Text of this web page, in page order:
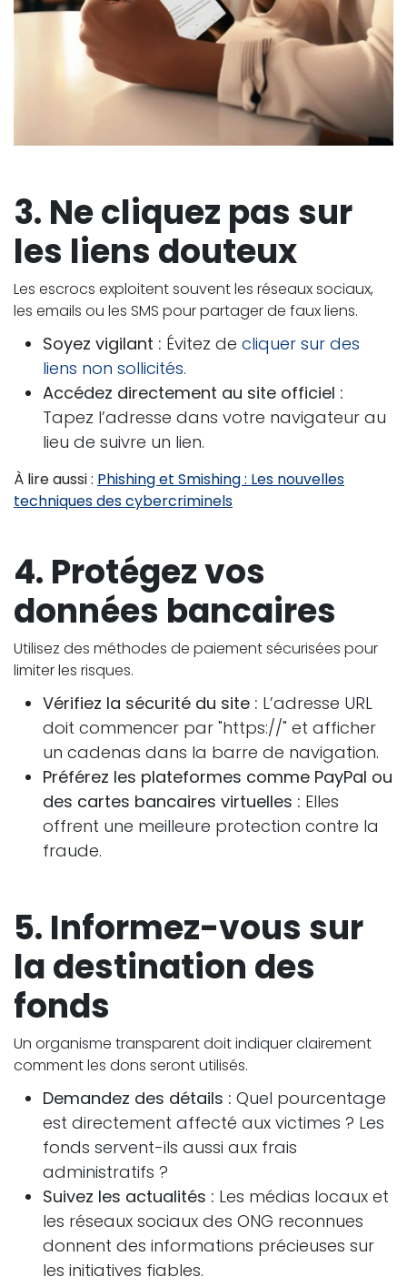
3. Ne cliquez pas sur
les liens douteux
Les escrocs exploitent souvent les réseaux sociaux,
les emails ou les SMS pour partager de faux liens.
Soyez vigilant : Évitez de cliquer sur des
liens non sollicités.
Accédez directement au site officiel :
Tapez l’adresse dans votre navigateur au
lieu de suivre un lien.
À lire aussi : Phishing et Smishing : Les nouvelles
techniques des cybercriminels
4. Protégez vos
données bancaires
Utilisez des méthodes de paiement sécurisées pour
limiter les risques.
Vérifiez la sécurité du site : L’adresse URL
doit commencer par "https://" et afficher
un cadenas dans la barre de navigation.
Préférez les plateformes comme PayPal ou
des cartes bancaires virtuelles : Elles
offrent une meilleure protection contre la
fraude.
5. Informez-vous sur
la destination des
fonds
Un organisme transparent doit indiquer clairement
comment les dons seront utilisés.
Demandez des détails : Quel pourcentage
est directement affecté aux victimes ? Les
fonds servent-ils aussi aux frais
administratifs ?
Suivez les actualités : Les médias locaux et
les réseaux sociaux des ONG reconnues
donnent des informations précieuses sur
les initiatives fiables.